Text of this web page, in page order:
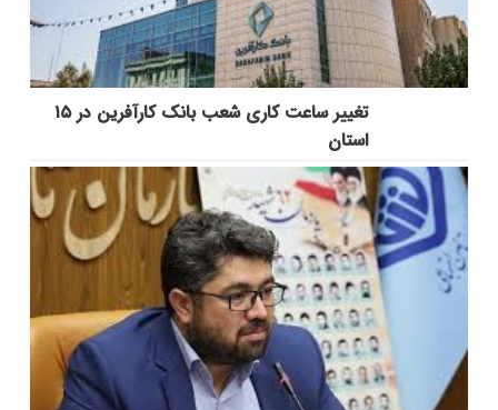
تغییر ساعت کاری شعب بانک کارآفرین در ۱۵
استان